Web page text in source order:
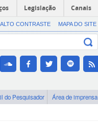
Legislação Canais
ALTO CONTRASTE MAPA DO SITE
do Pesquisador Área de imprensa